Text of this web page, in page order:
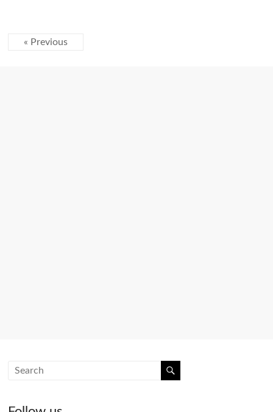
« Previous